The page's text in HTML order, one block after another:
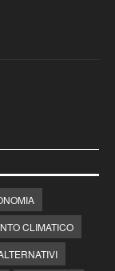
CLIMATICO